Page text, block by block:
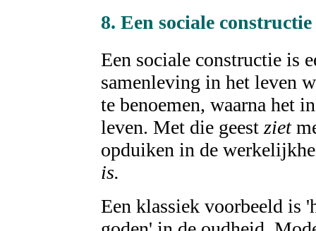
8. Een sociale constructie
Een sociale constructie is
samenleving in het leven
te benoemen, waarna het
leven. Met die geest ziet
opduiken in de
is.
Een klassiek voorbeeld is